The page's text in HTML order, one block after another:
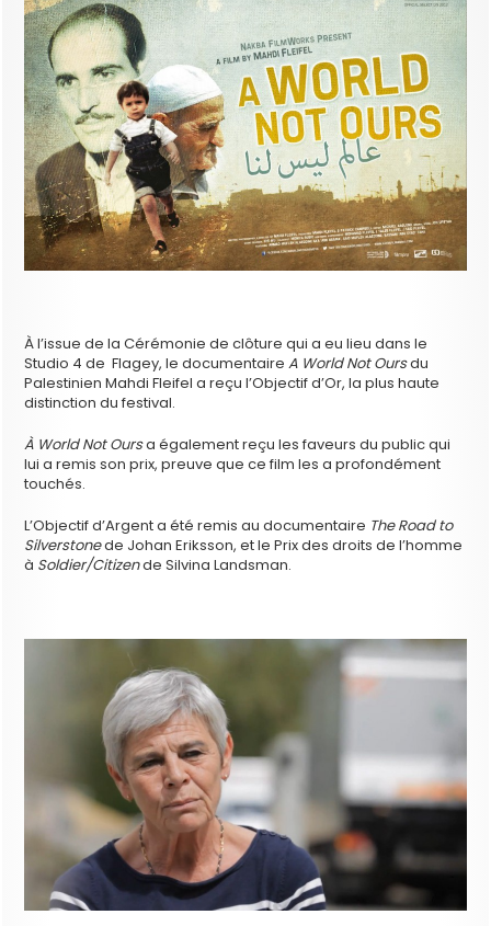
À l’issue de la Cérémonie de clôture qui a eu lieu dans le
Studio 4 de Flagey, le documentaireA World Not Oursdu
Palestinien Mahdi Fleifel a reçu l’Objectif d’Or, la plus haute
distinction du festival.
À World Not Oursa également reçu les faveurs du public qui
lui a remis son prix, preuve que ce film les a profondément
touchés.
L’Objectif d’Argent a été remis au documentaire The Road to
Silverstonede Johan Eriksson, et le Prix des droits de l’homme
à Soldier/Citizende Silvina Landsman.